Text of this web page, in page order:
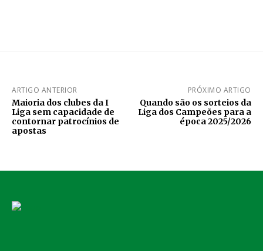
ARTIGO ANTERIOR
Maioria dos clubes da I
Liga sem capacidade de
contornar patrocínios de
apostas
PRÓXIMO ARTIGO
Quando são os sorteios da
Liga dos Campeões para a
época 2025/2026